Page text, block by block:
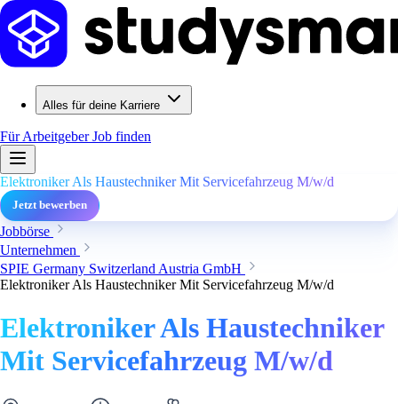
Alles für deine Karriere
Für ArbeitgeberJob finden
Elektroniker Als Haustechniker Mit Servicefahrzeug M/w/d
Jetzt bewerben
Jobbörse
Unternehmen
SPIE Germany Switzerland Austria GmbH
Elektroniker Als Haustechniker Mit Servicefahrzeug M/w/d
Elektroniker Als Haustechniker
Mit Servicefahrzeug M/w/d